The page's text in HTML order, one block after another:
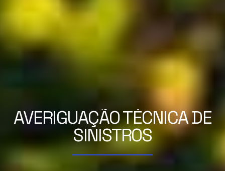
AVERIGUAÇÃO TÉCNICA DE
SINISTROS